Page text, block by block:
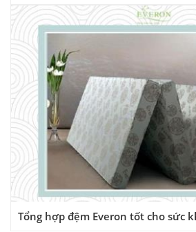
Tổng hợp đệm Everon tốt cho sức